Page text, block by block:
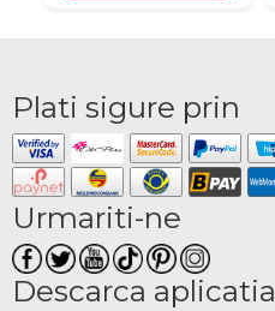
Plati sigure prin
Urmariti-ne
Descarca aplicatia